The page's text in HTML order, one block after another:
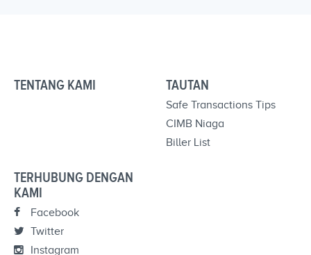
TENTANG KAMI TAUTAN
Safe Transactions Tips
CIMB Niaga
Biller List
TERHUBUNG DENGAN
KAMI
Facebook
Twitter
Instagram